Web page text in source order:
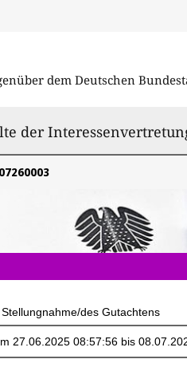
dem Deutschen
der
des Gutachtens